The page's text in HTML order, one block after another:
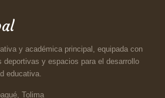
y académica principal, equipada con
deportivas y espacios para el desarrollo
educativa.
Tolima